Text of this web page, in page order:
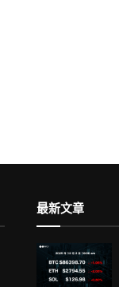
最新文章